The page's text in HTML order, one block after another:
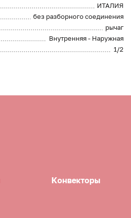
ИТАЛИЯ
без разборного соединения
рычаг
Внутренняя - Наружная
1/2
Конвекторы